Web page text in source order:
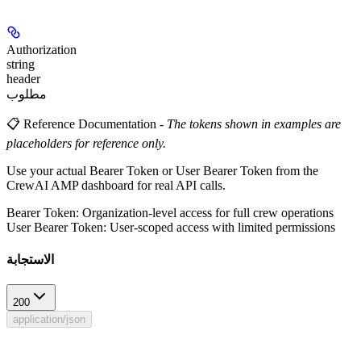
Authorization
string
header
مطلوب
📋 Reference Documentation - The tokens shown in examples are
placeholders for reference only.
Use your actual Bearer Token or User Bearer Token from the
CrewAI AMP dashboard for real API calls.
Bearer Token: Organization-level access for full crew operations
User Bearer Token: User-scoped access with limited permissions
الاستجابة
200
application/json